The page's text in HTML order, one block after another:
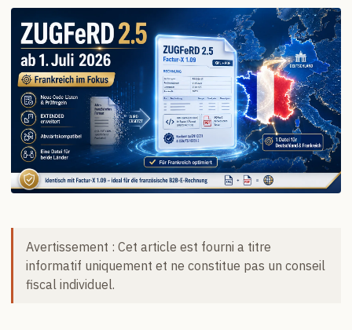
Avertissement : Cet article est fourni a titre
informatif uniquement et ne constitue pas un conseil
fiscal individuel.